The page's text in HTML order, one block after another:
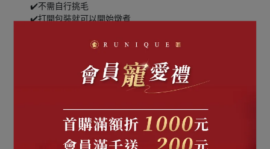
✔️不需自行挑毛
✔️打開包裝就可以開始燉煮
極濃白金潤燕盞。
附上兩包冰糖。一般燉煮都是一次煮好 10 克，一瓶
140ml 的量。每天早晚各吃一匙（約10克）可以吃一個
禮拜。燕窩本來就是一種長時間的食補，每天吃20克是
建議的量，市售的燕窩大部分含水量比較高，可能吃不
到20克，現在自己燉煮高濃度燕窩，每一口都是貨真價
實的營養。